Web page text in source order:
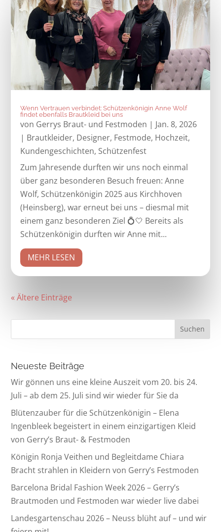
Wenn Vertrauen verbindet: Schützenkönigin Anne Wolf
findet ebenfalls Brautkleid bei uns
von Gerrys Braut- und Festmoden | Jan. 8, 2026
| Brautkleider, Designer, Festmode, Hochzeit,
Kundengeschichten, Schützenfest
Zum Jahresende durften wir uns noch einmal
über ganz besonderen Besuch freuen: Anne
Wolf, Schützenkönigin 2025 aus Kirchhoven
(Heinsberg), war erneut bei uns – diesmal mit
einem ganz besonderen Ziel 💍🤍 Bereits als
Schützenkönigin durften wir Anne mit...
MEHR LESEN
« Ältere Einträge
Neueste Beiträge
Wir gönnen uns eine kleine Auszeit vom 20. bis 24.
Juli – ab dem 25. Juli sind wir wieder für Sie da
Blütenzauber für die Schützenkönigin – Elena
Ingenbleek begeistert in einem einzigartigen Kleid
von Gerry’s Braut- & Festmoden
Königin Ronja Veithen und Begleitdame Chiara
Bracht strahlen in Kleidern von Gerry’s Festmoden
Barcelona Bridal Fashion Week 2026 – Gerry’s
Brautmoden und Festmoden war wieder live dabei
Landesgartenschau 2026 – Neuss blüht auf – und wir